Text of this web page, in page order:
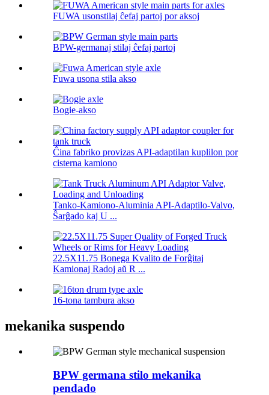
FUWA usonstilaj ĉefaj partoj por aksoj
BPW-germanaj stilaj ĉefaj partoj
Fuwa usona stila akso
Bogie-akso
Ĉina fabriko provizas API-adaptilan kuplilon por
cisterna kamiono
Tanko-Kamiono-Aluminia API-Adaptilo-Valvo,
Ŝarĝado kaj U ...
22.5X11.75 Bonega Kvalito de Forĝitaj
Kamionaj Radoj aŭ R ...
16-tona tambura akso
mekanika suspendo
BPW germana stilo mekanika
pendado